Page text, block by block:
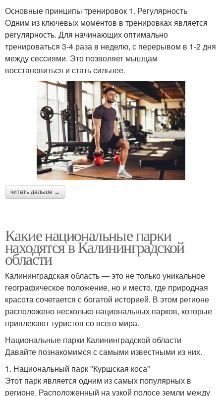
Основные принципы тренировок 1. Регулярность
Одним из ключевых моментов в тренировках является
регулярность. Для начинающих оптимально
тренироваться 3-4 раза в неделю, с перерывом в 1-2 дня
между сессиями. Это позволяет мышцам
восстановиться и стать сильнее.
читать дальше →
Какие национальные парки
находятся в Калининградской
области
Калининградская область — это не только уникальное
географическое положение, но и место, где природная
красота сочетается с богатой историей. В этом регионе
расположено несколько национальных парков, которые
привлекают туристов со всего мира.
Национальные парки Калининградской области
Давайте познакомимся с самыми известными из них.
1. Национальный парк "Куршская коса"
Этот парк является одним из самых популярных в
регионе. Расположенный на узкой полосе земли между